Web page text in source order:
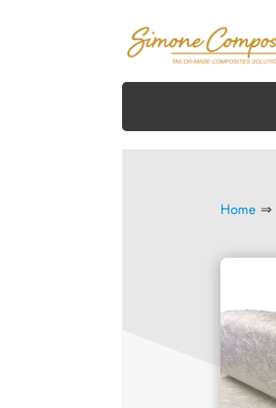
Home⇒